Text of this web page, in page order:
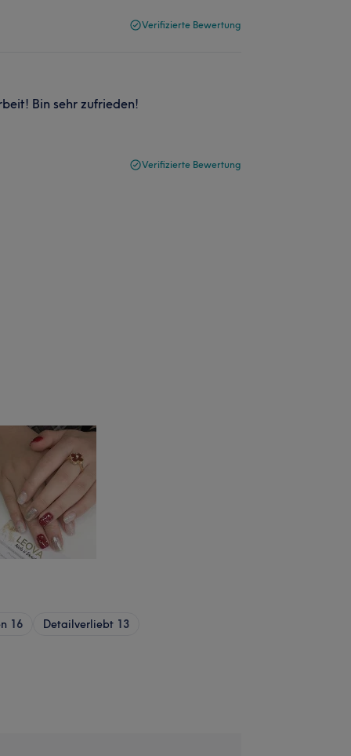
Verifizierte Bewertung
Bin sehr zufrieden!
Verifizierte Bewertung
16 Detailverliebt 13